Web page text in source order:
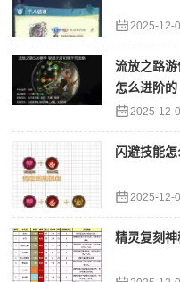
2025-12-
流放之路
怎么进阶的
2025-12-
闪避技能
2025-12-
精灵复刻